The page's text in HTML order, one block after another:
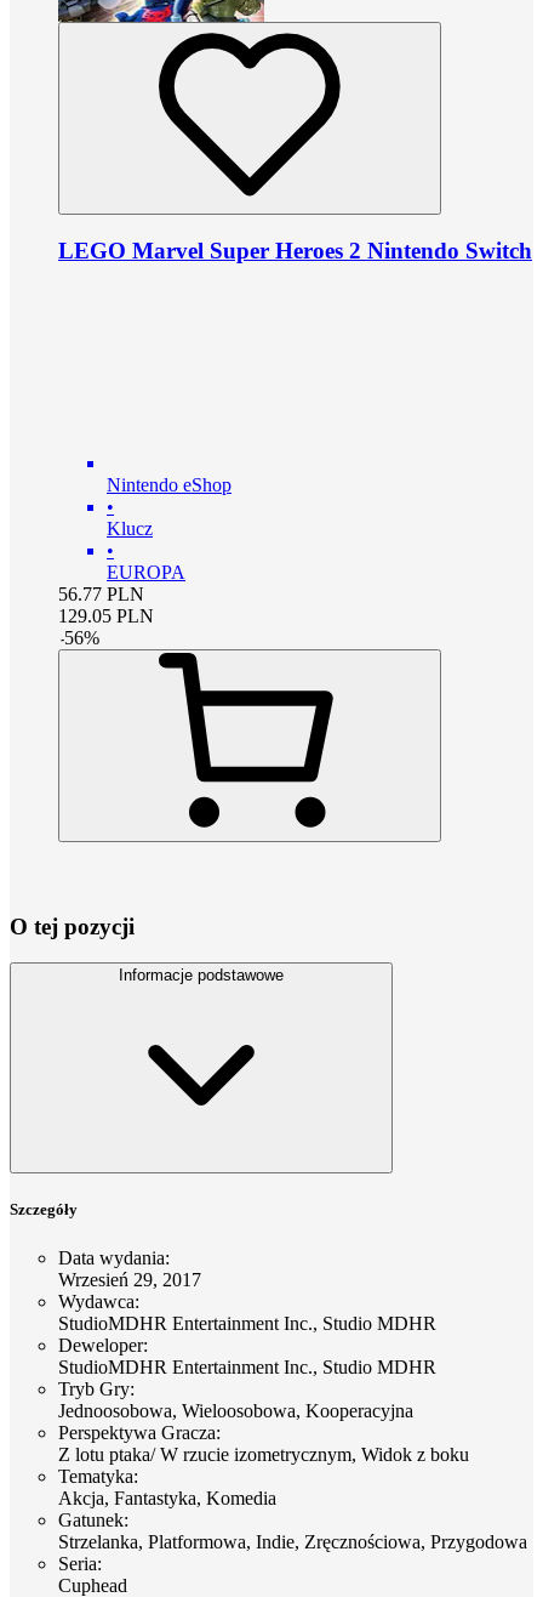
LEGO Marvel Super Heroes 2 Nintendo Switch
Nintendo eShop
•
Klucz
•
EUROPA
56.77 PLN
129.05 PLN
-56%
O tej pozycji
Informacje podstawowe
Szczegóły
Data wydania:
Wrzesień 29, 2017
Wydawca:
StudioMDHR Entertainment Inc., Studio MDHR
Deweloper:
StudioMDHR Entertainment Inc., Studio MDHR
Tryb Gry:
Jednoosobowa, Wieloosobowa, Kooperacyjna
Perspektywa Gracza:
Z lotu ptaka/ W rzucie izometrycznym, Widok z boku
Tematyka:
Akcja, Fantastyka, Komedia
Gatunek:
Strzelanka, Platformowa, Indie, Zręcznościowa, Przygodowa
Seria:
Cuphead